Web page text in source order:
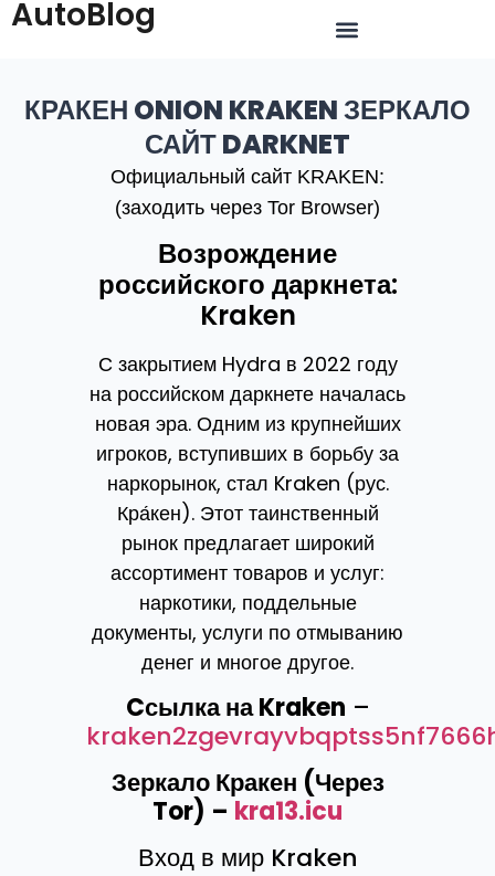
AutoBlog
КРАКЕН ONION KRAKEN ЗЕРКАЛО
САЙТ DARKNET
Официальный сайт KRAKEN:
(заходить через Tor Browser)
Возрождение
российского даркнета:
Kraken
С закрытием Hydra в 2022 году
на российском даркнете началась
новая эра. Одним из крупнейших
игроков, вступивших в борьбу за
наркорынок, стал Kraken (рус.
Кра́кен). Этот таинственный
рынок предлагает широкий
ассортимент товаров и услуг:
наркотики, поддельные
документы, услуги по отмыванию
денег и многое другое.
Cсылка на Kraken –
Зеркало Кракен (Через
Tor) – kra13.icu
Вход в мир Kraken